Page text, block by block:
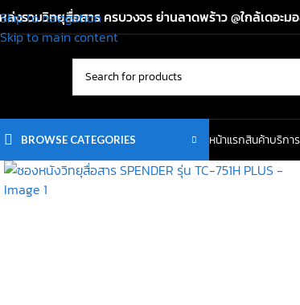
Skip to navigation
Skip to main content
ล่งรวมวิทยุสื่อสาร ครบวงจร ย่านลาดพร้าว @ใกล้เดอะม
BROWSE CATEGORIES หน้าแรกสินค้าบริกา